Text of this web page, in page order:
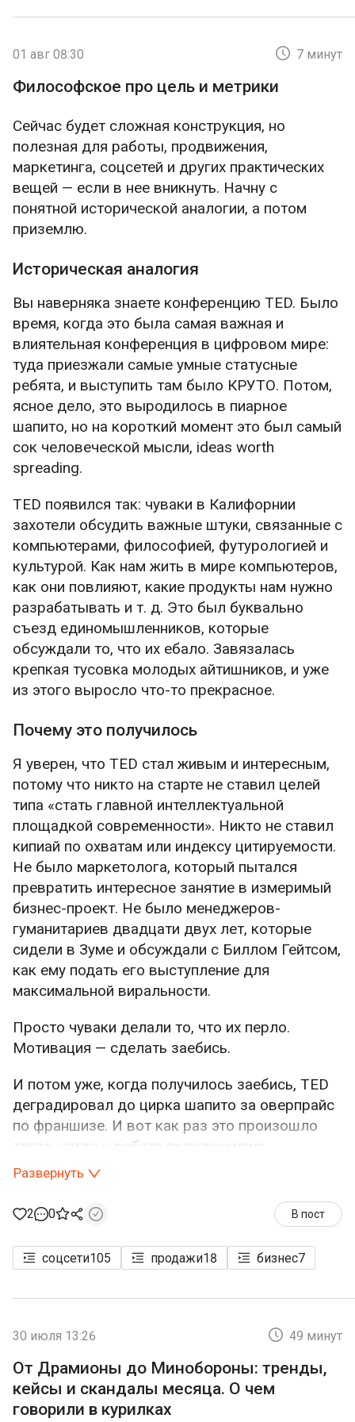
01 авг 08:30 7 минут
Философское про цель и метрики
Сейчас будет сложная конструкция, но
полезная для работы, продвижения,
маркетинга, соцсетей и других практических
вещей — если в нее вникнуть. Начну с
понятной исторической аналогии, а потом
приземлю.
Историческая аналогия
Вы наверняка знаете конференцию TED. Было
время, когда это была самая важная и
влиятельная конференция в цифровом мире:
туда приезжали самые умные статусные
ребята, и выступить там было КРУТО. Потом,
ясное дело, это выродилось в пиарное
шапито, но на короткий момент это был самый
сок человеческой мысли, ideas worth
spreading.
TED появился так: чуваки в Калифорнии
захотели обсудить важные штуки, связанные с
компьютерами, философией, футурологией и
культурой. Как нам жить в мире компьютеров,
как они повлияют, какие продукты нам нужно
разрабатывать и т. д. Это был буквально
съезд единомышленников, которые
обсуждали то, что их ебало. Завязалась
крепкая тусовка молодых айтишников, и уже
из этого выросло что-то прекрасное.
Почему это получилось
Я уверен, что TED стал живым и интересным,
потому что никто на старте не ставил целей
типа «стать главной интеллектуальной
площадкой современности». Никто не ставил
кипиай по охватам или индексу цитируемости.
Не было маркетолога, который пытался
превратить интересное занятие в измеримый
бизнес-проект. Не было менеджеров-
гуманитариев двадцати двух лет, которые
сидели в Зуме и обсуждали с Биллом Гейтсом,
как ему подать его выступление для
максимальной виральности.
Просто чуваки делали то, что их перло.
Мотивация — сделать заебись.
И потом уже, когда получилось заебись, TED
деградировал до цирка шапито за оверпрайс
по франшизе. И вот как раз это произошло
тогда, когда к работе подключились
маркетологи, менеджеры, инженеры
с гайдлайнами; когда
популярность и охваты
перестали быть следствием хорошей
работы, а стали ее целью.
Допустим, сегодня какой-то крупный бренд
хочет растить лояльность и отношение.
Условно, застройщик: квартиру ты покупаешь
редко, нужно иметь доверие к бренду; или
страховая компания, тоже про доверие. Банк,
Развернуть
2 0 В пост
соцсети105 продажи18 бизнес7
30 июля 13:26 49 минут
От Драмионы до Минобороны: тренды,
кейсы и скандалы месяца. О чем
говорили в курилках